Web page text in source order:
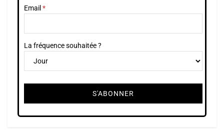
Email
La fréquence souhaitée ?